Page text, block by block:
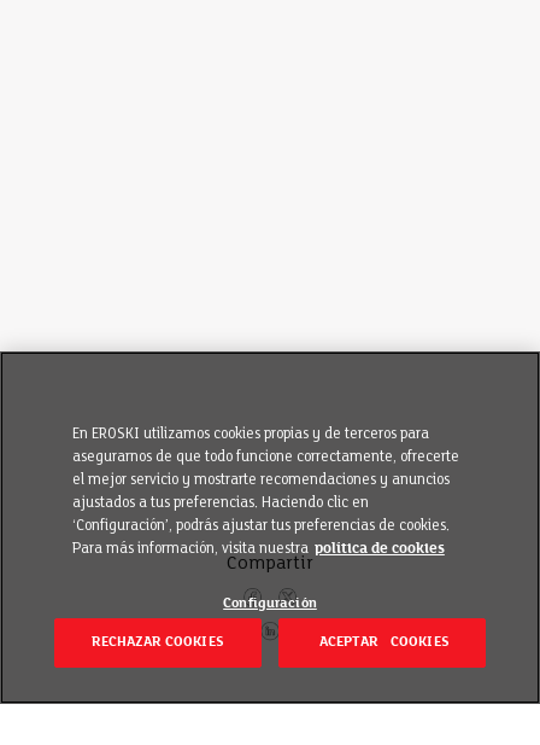
Compartir
En EROSKI utilizamos cookies propias y de terceros para
asegurarnos de que todo funcione correctamente, ofrecerte
el mejor servicio y mostrarte recomendaciones y anuncios
ajustados a tus preferencias. Haciendo clic en
‘Configuración’, podrás ajustar tus preferencias de cookies.
Para más información, visita nuestra política de cookies
Configuración
RECHAZAR COOKIES ACEPTAR COOKIES